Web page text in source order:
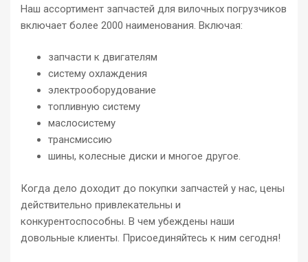
Наш ассортимент запчастей для вилочных погрузчиков
включает более 2000 наименования. Включая:
запчасти к двигателям
систему охлаждения
электрооборудование
топливную систему
маслосистему
трансмиссию
шины, колесные диски и многое другое.
Когда дело доходит до покупки запчастей у нас, цены
действительно привлекательны и
конкурентоспособны. В чем убеждены наши
довольные клиенты. Присоединяйтесь к ним сегодня!